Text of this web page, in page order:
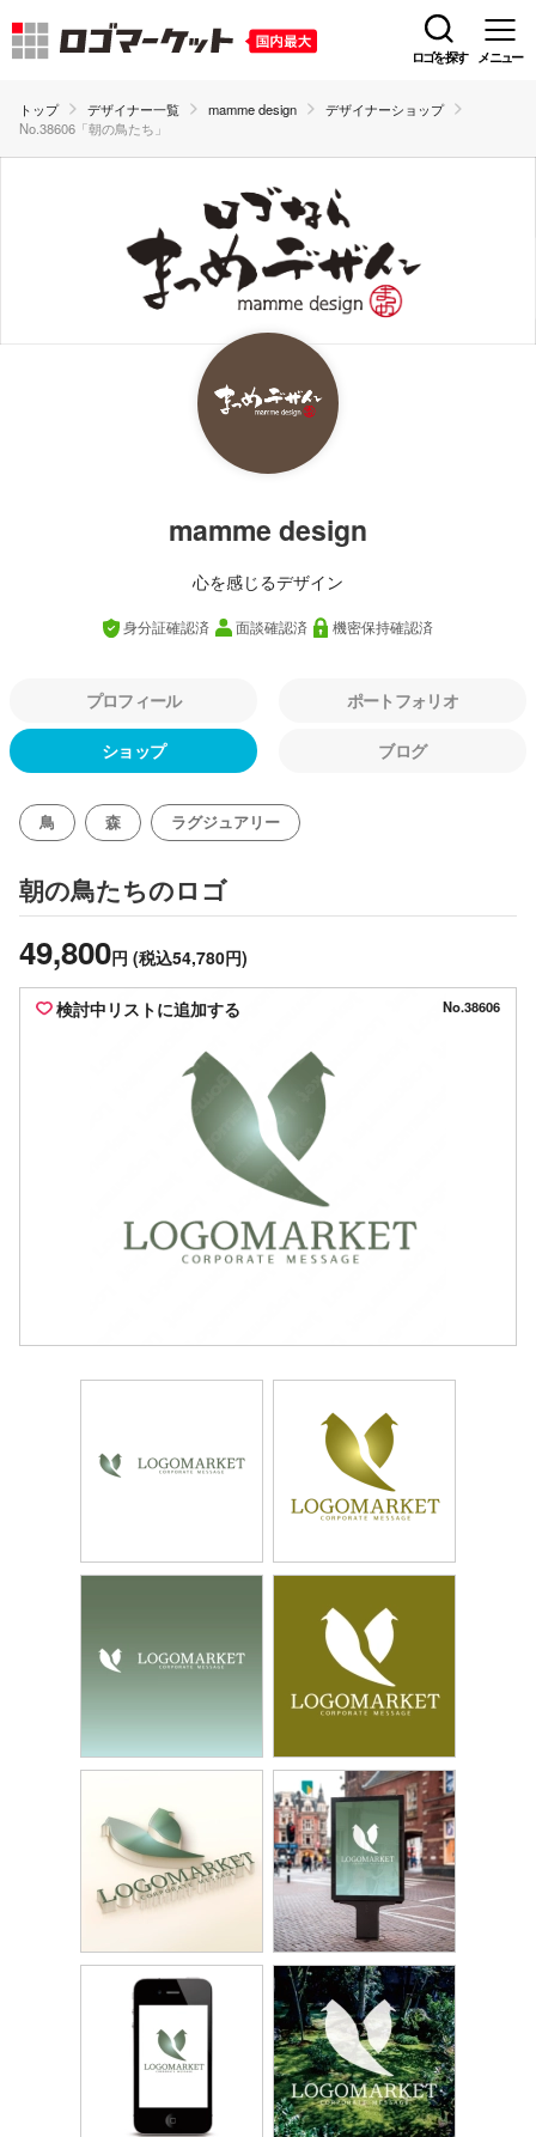
ロゴを探す メニュー
トップ デザイナー一覧 mamme design
デザイナーショップ
No.38606「朝の鳥たち」
mamme design
心を感じるデザイン
身分証確認済 面談確認済 機密保持確認済
プロフィール ポートフォリオ
ショップ ブログ
鳥 森 ラグジュアリー
朝の鳥たちのロゴ
49,800円 (税込54,780円)
検討中リストに追加する No.38606